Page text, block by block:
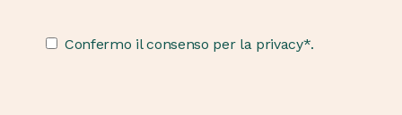
Confermo il consenso per la privacy*.